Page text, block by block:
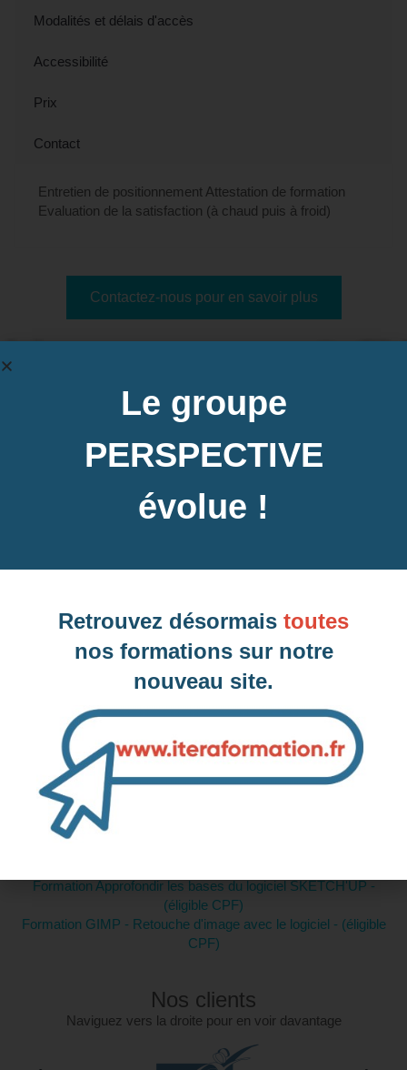
Modalités et délais d'accès
Accessibilité
Prix
Contact
Entretien de positionnement Attestation de formation
Evaluation de la satisfaction (à chaud puis à froid)
Contactez-nous pour en savoir plus
Dates des prochaines sessions à Metz,
57 (Moselle)
Contactez-nous pour demander votre inscription
Intra-entreprise et sur mesure
Contactez-nous pour plus d'informations
Formations similaires :
Formation Approfondir les bases du logiciel SKETCH'UP -
(éligible CPF)
Formation GIMP - Retouche d'image avec le logiciel - (éligible
CPF)
Nos clients
Naviguez vers la droite pour en voir davantage
Le groupe
PERSPECTIVE
évolue !
Retrouvez désormais toutes
nos formations sur notre
nouveau site.